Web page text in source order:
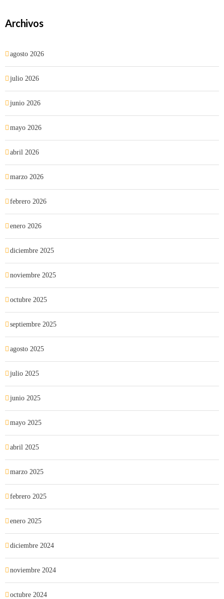
Archivos
agosto 2026
julio 2026
junio 2026
mayo 2026
abril 2026
marzo 2026
febrero 2026
enero 2026
diciembre 2025
noviembre 2025
octubre 2025
septiembre 2025
agosto 2025
julio 2025
junio 2025
mayo 2025
abril 2025
marzo 2025
febrero 2025
enero 2025
diciembre 2024
noviembre 2024
octubre 2024